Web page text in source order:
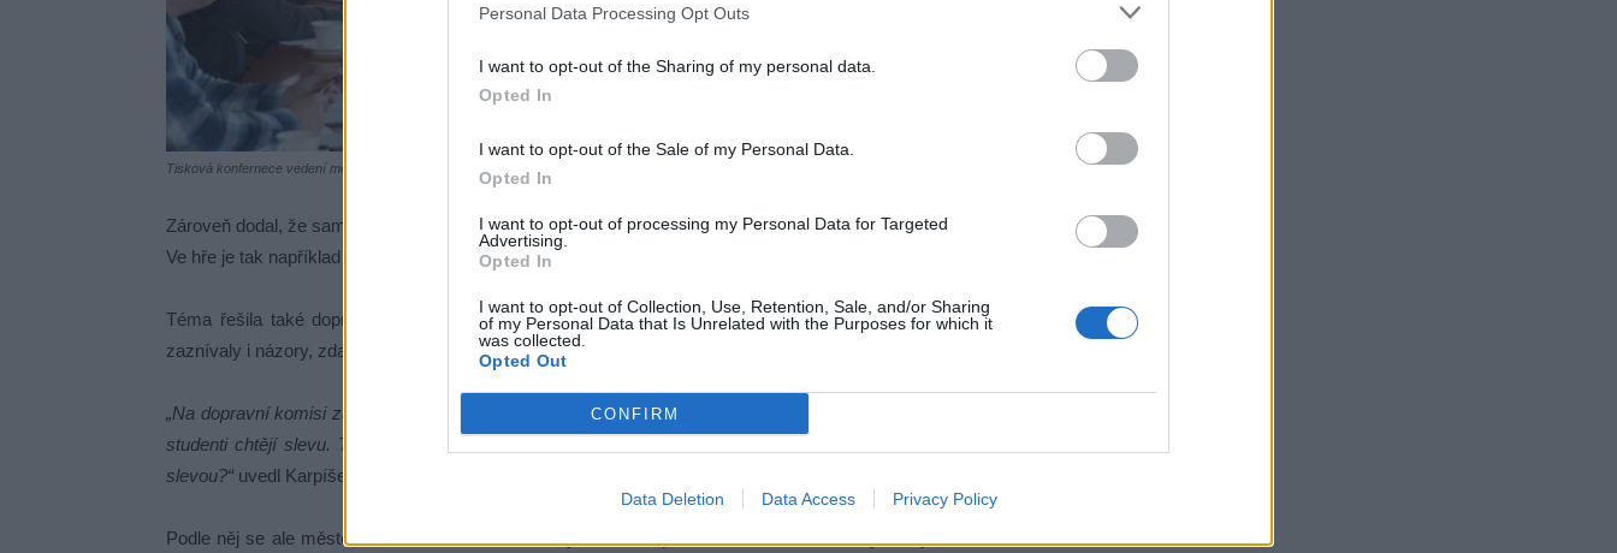
Personal Data Processing Opt Outs
I want to opt-out of the Sharing of my personal data.
Opted In
I want to opt-out of the Sale of my Personal Data.
Opted In
I want to opt-out of processing my Personal Data for Targeted
Advertising.
Opted In
I want to opt-out of Collection, Use, Retention, Sale, and/or Sharing
of my Personal Data that Is Unrelated with the Purposes for which it
was collected.
Opted Out
CONFIRM
Data Deletion Data Access Privacy Policy
Tisková konfernece vedení města Příbram. Foto: Zprávy Příbram
Zároveň dodal, že samotní studenti podle něj možnost parkování v parkovacím domě nevnímají negativně.
Ve hře je tak například zvýhodněné parkovné pro držitele studentských průkazů ISIC.
Téma řešila také dopravní komise města. Jak doplnil místostarostaVladimír Karpíšek, během jednání
zaznívaly i názory, zda by podobné zvýhodnění nebylo nespravedlivé vůči ostatním skupinám obyvatel.
„Na dopravní komisi zaznívaly zajímavé názory, až úsměvné, co se týká parkování v centru města, když
studenti chtějí slevu. Tak co penzisti nebo starší lidé? Ti slevu mít nebudou a mladí budou parkovat se
slevou?“ uvedl Karpíšek.
Podle něj se ale město možností studentského zvýhodnění v parkovacím domě dál zabývá a jednání se